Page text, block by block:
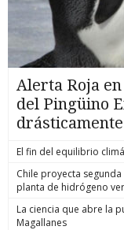
Alerta Roja
del Pingüino
drásticamente
El fin del equilibrio
Chile proyecta
planta de hidrógeno
La ciencia que abre la
Magallanes